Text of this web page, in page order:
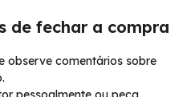
de fechar a compra
observe comentários sobre